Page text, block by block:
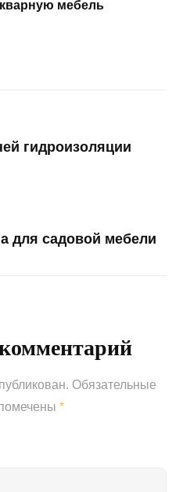
мебель
гидроизоляции
для садовой мебели
Обязательные
*